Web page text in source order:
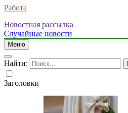
Работа
Новостная рассылка
Случайные новости
Меню
Найти:
Заголовки